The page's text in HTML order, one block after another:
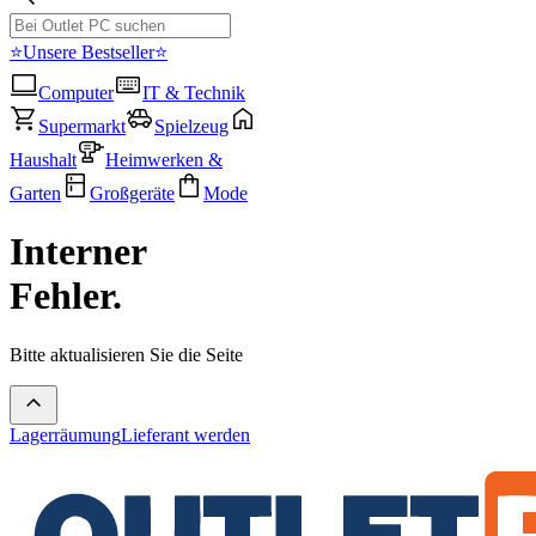
⭐Unsere Bestseller⭐
Computer
IT & Technik
Supermarkt
Spielzeug
Haushalt
Heimwerken &
Garten
Großgeräte Mode
Interner
Fehler.
Bitte aktualisieren Sie die Seite
LagerräumungLieferant werden